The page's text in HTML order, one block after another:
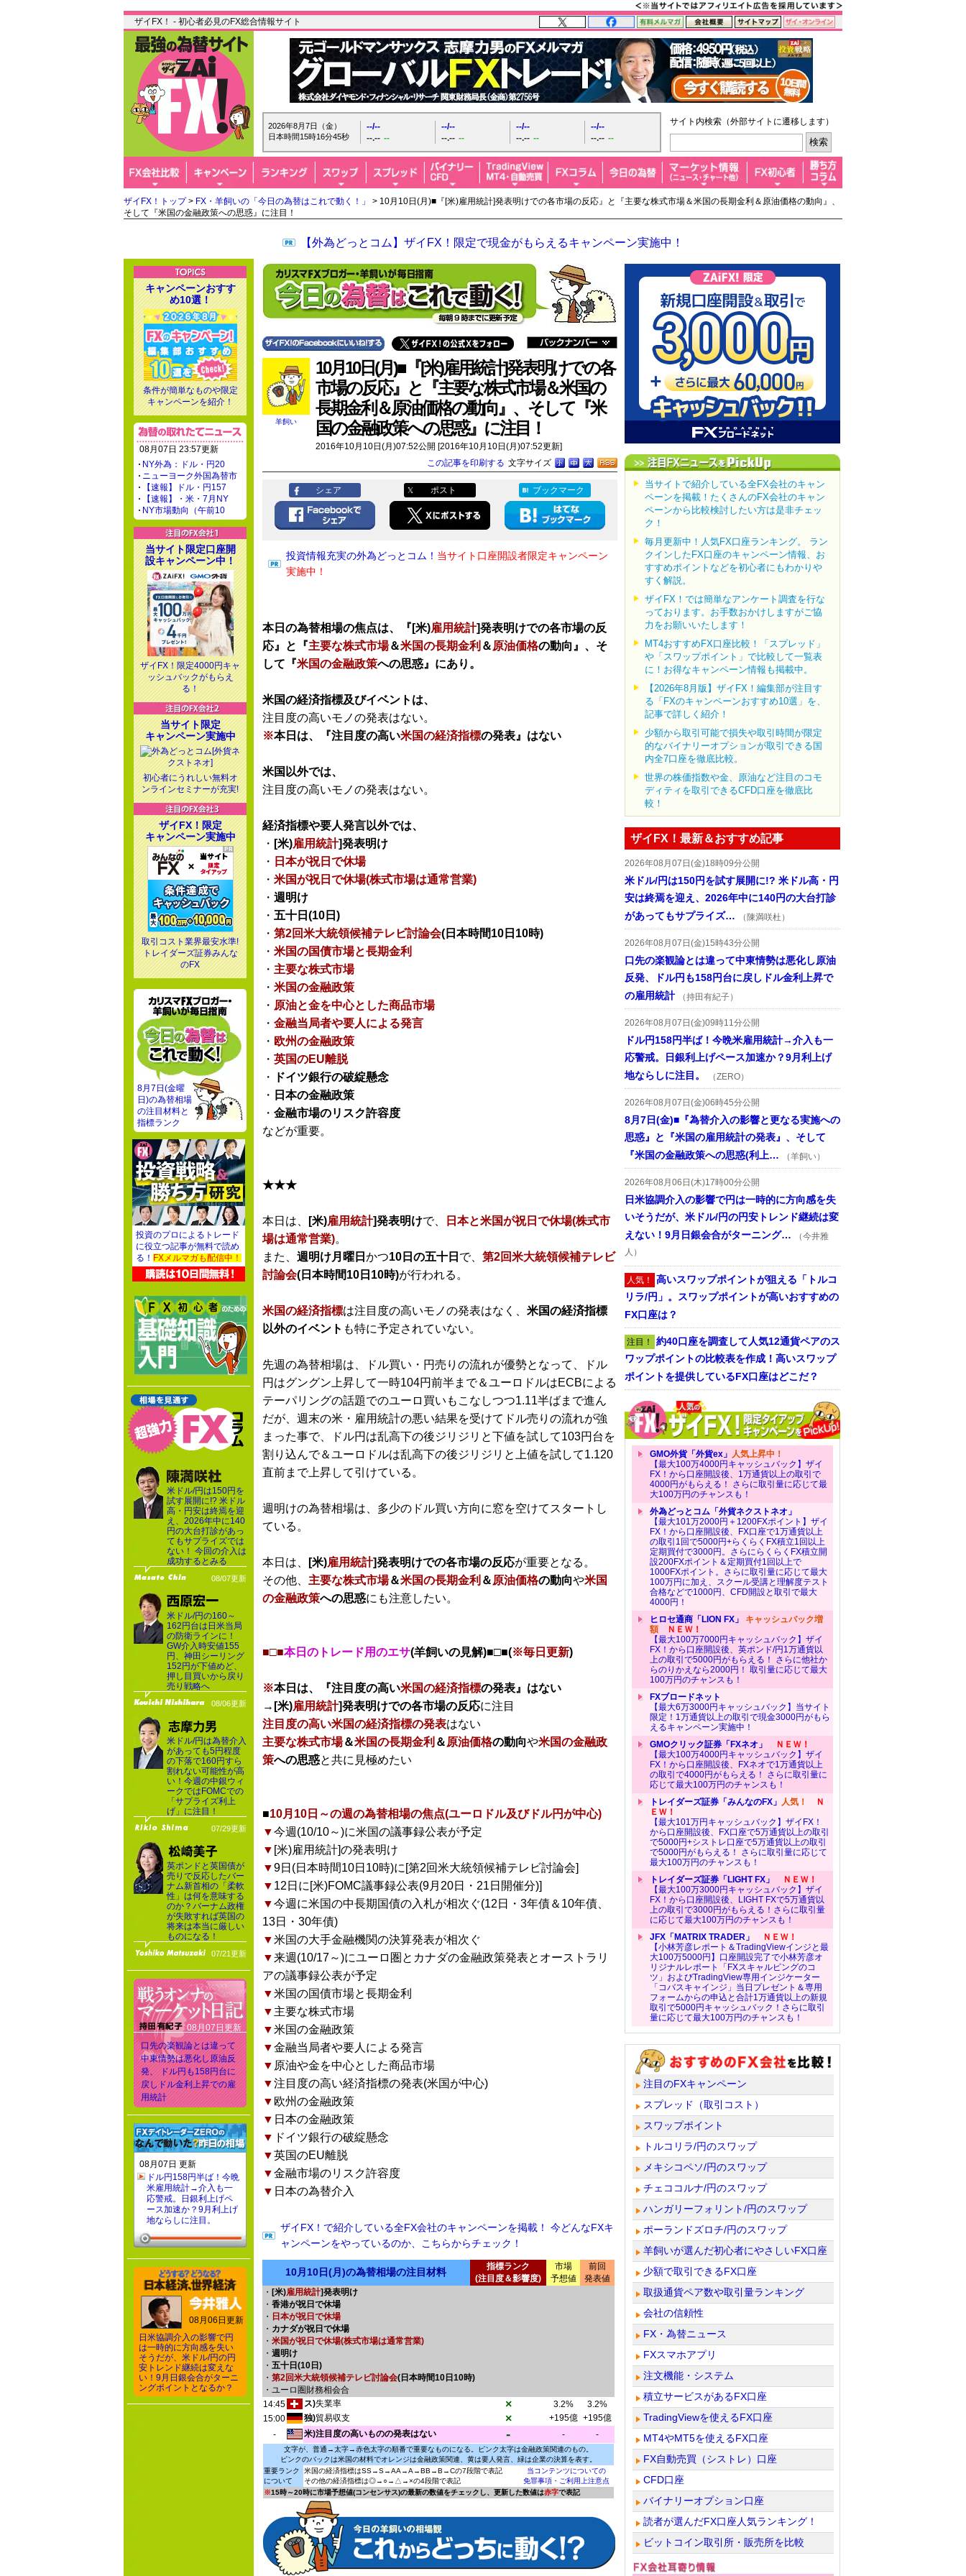
ザイFX！ - 初心者必見のFX総合情報サイト
2026年8月7日（金）
日本時間15時16分46秒
--/--
--.-- --
--/--
--.-- --
--/--
--.-- --
--/--
--.-- --
サイト内検索（外部サイトに遷移します）
ザイFX！トップ> FX・羊飼いの「今日の為替はこれで動く！」
> 10月10日(月)■『[米)雇用統計]発表明けでの各市場の反応』と『主要な株式市場＆米国の長期金利＆原油価格の動向』、
そして『米国の金融政策への思惑』に注目！
【外為どっとコム】ザイFX！限定で現金がもらえるキャンペーン実施中！
羊飼い
10月10日(月)■『[米)雇用統計]発表明けでの各
市場の反応』と『主要な株式市場＆米国の
長期金利＆原油価格の動向』、そして『米
国の金融政策への思惑』に注目！
2016年10月10日(月)07:52公開 [2016年10月10日(月)07:52更新]
文字サイズ
この記事を印刷する
シェア ポスト ブックマーク
投資情報充実の外為どっとコム！ 当サイト口座開設者限定キャンペーン
実施中！
本日の為替相場の焦点は、『[米)雇用統計]発表明けでの各市場の反
応』と『主要な株式市場＆米国の長期金利 ＆ 原油価格の動向』、そ
して『米国の金融政策への思惑』にあり。
米国の経済指標及びイベントは、
注目度の高いモノの発表はない。
※本日は、『注目度の高い米国の経済指標の発表』はない
米国以外では、
注目度の高いモノの発表はない。
経済指標や要人発言以外では、
・ [米)雇用統計]発表明け
・ 日本が祝日で休場
・ 米国が祝日で休場(株式市場は通常営業)
・ 週明け
・ 五十日(10日)
・ 第2回米大統領候補テレビ討論会(日本時間10日10時)
・ 米国の国債市場と長期金利
・ 主要な株式市場
・ 米国の金融政策
・ 原油と金を中心とした商品市場
・ 金融当局者や要人による発言
・ 欧州の金融政策
・ 英国のEU離脱
・
ドイツ銀行の破綻懸念
・ 日本の金融政策
・ 金融市場のリスク許容度
などが重要。
★★★
本日は、 [米)雇用統計]発表明けで、
日本と米国が祝日で休場(株式市
場は通常営業)。
また、 週明け月曜日 かつ10日の五十日 で、 第2回米大統領候補テレビ
討論会(日本時間10日10時)が行われる。
米国の経済指標は注目度の高いモノの発表はなく、 米国の経済指標
以外のイベント も特に予定されていない。
先週の為替相場は、ドル買い・円売りの流れが優勢となって、ドル
円はグングン上昇して一時104円前半まで＆ユーロドルはECBによる
テーパリングの話題でのユーロ買いもこなしつつ1.11半ばまで進ん
だが、週末の米・雇用統計の悪い結果を受けてドル売りの流れが強
まった事で、ドル円は乱高下の後ジリジリと下値を試して103円台を
割り込んで＆ユーロドルは乱高下の後ジリジリと上値を試して1.120
直前まで上昇して引けている。
週明けの為替相場は、多少のドル買い方向に窓を空けてスタートし
ている。
本日は、 [米)雇用統計]発表明けでの各市場の反応が重要となる。
その他、 主要な株式市場＆米国の長期金利 ＆ 原油価格の動向や米国
の金融政策への思惑にも注意したい。
■□■本日のトレード用のエサ(羊飼いの見解)■□■(※毎日更新)
※本日は、『注目度の高い米国の経済指標の発表』はない
→ [米)雇用統計]発表明けでの各市場の反応に注目
注目度の高い米国の経済指標の発表はない
主要な株式市場＆米国の長期金利 ＆ 原油価格の動向や米国の金融政
策への思惑と共に見極めたい
■10月10日～の週の為替相場の焦点(ユーロドル及びドル円が中心)
▼今週(10/10～)に米国の議事録公表が予定
▼ [米)雇用統計]の発表明け
▼9日(日本時間10日10時)に[第2回米大統領候補テレビ討論会]
▼ 12日に[米)FOMC議事録公表(9月20日・21日開催分)]
▼今週に米国の中長期国債の入札が相次ぐ(12日・3年債＆10年債、
13日・30年債)
▼米国の大手金融機関の決算発表が相次ぐ
▼来週(10/17～)にユーロ圏とカナダの金融政策発表とオーストラリ
アの議事録公表が予定
▼米国の国債市場と長期金利
▼ 主要な株式市場
▼米国の金融政策
▼金融当局者や要人による発言
▼ 原油や金を中心とした商品市場
▼注目度の高い経済指標の発表(米国が中心)
▼ 欧州の金融政策
▼ 日本の金融政策
▼ ドイツ銀行の破綻懸念
▼英国のEU離脱
▼金融市場のリスク許容度
▼ 日本の為替介入
ザイFX！で紹介している全FX会社のキャンペーンを掲載！ 今どんなFXキ
ャンペーンをやっているのか、こちらからチェック！
10月10日(月)の為替相場の注目材料
指標ランク
(注目度＆影響度)
市場
予想値
前回
発表値
・ [米)雇用統計]発表明け
・ 香港が祝日で休場
・ 日本が祝日で休場
・ カナダが祝日で休場
・ 米国が祝日で休場(株式市場は通常営業)
・ 週明け
・ 五十日(10日)
・ 第2回米大統領候補テレビ討論会(日本時間10日10時)
・ユーロ圏財務相会合
14:45
ス)失業率 × 3.2%
3.2%
15:00
独)貿易収支 × +195億 +195億
-
米)注目度の高いものの発表はない - - -
文字が、普通→太字→赤色太字の順番で重要なものになる。ピンク太字は金融政策関連のもの。
ピンクのバックは米国の材料でオレンジは金融政策関連、黄は要人発言、緑は企業の決算を表す。
重要ランク
について
米国の経済指標はSS→S→AA→A→BB→B→Cの7段階で表記
その他の経済指標は◎→○→△→×の4段階で表記
当コンテンツについての
免罪事項・ご利用上注意点
※15時～20時に市場予想値(コンセンサス)の最新の数値をチェックし、更新した数値は赤字で表記
当サイトで紹介している全FX会社のキャン
ペーンを掲載！たくさんのFX会社のキャン
ペーンから比較検討したい方は是非チェッ
ク！
毎月更新中！人気FX口座ランキング。 ラン
クインしたFX口座のキャンペーン情報、お
すすめポイントなどを初心者にもわかりや
すく解説。
ザイFX！では簡単なアンケート調査を行な
っております。お手数おかけしますがご協
力をお願いいたします！
MT4おすすめFX口座比較！「スプレッド」
や「スワップポイント」で比較して一覧表
に！お得なキャンペーン情報も掲載中。
【2026年8月版】ザイFX！編集部が注目す
る「FXのキャンペーンおすすめ10選」を、
記事で詳しく紹介！
少額から取引可能で損失や取引時間が限定
的なバイナリーオプションが取引できる国
内全7口座を徹底比較。
世界の株価指数や金、原油など注目のコモ
ディティを取引できるCFD口座を徹底比
較！
ザイFX！最新＆おすすめ記事
2026年08月07日(金)18時09分公開
米ドル/円は150円を試す展開に!? 米ドル高・円
安は終焉を迎え、2026年中に140円の大台打診
があってもサプライズ…
（陳満咲杜）
2026年08月07日(金)15時43分公開
口先の楽観論とは違って中東情勢は悪化し原油
反発、ドル円も158円台に戻しドル金利上昇で
の雇用統計
（持田有紀子）
2026年08月07日(金)09時11分公開
ドル円158円半ば！今晩米雇用統計→介入も一
応警戒。日銀利上げペース加速か？9月利上げ
地ならしに注目。
（ZERO）
2026年08月07日(金)06時45分公開
8月7日(金)■『為替介入の影響と更なる実施への
思惑』と『米国の雇用統計の発表』、そして
『米国の金融政策への思惑(利上…
（羊飼い）
2026年08月06日(木)17時00分公開
日米協調介入の影響で円は一時的に方向感を失
いそうだが、米ドル/円の円安トレンド継続は変
えない！9月日銀会合がターニング…
（今井雅
人）
人気！ 高いスワップポイントが狙える「トルコ
リラ/円」。スワップポイントが高いおすすめの
FX口座は？
注目！ 約40口座を調査して人気12通貨ペアのス
ワップポイントの比較表を作成！高いスワップ
ポイントを提供しているFX口座はどこだ？
GMO外貨「外貨ex」 人気上昇中！
【最大100万4000円キャッシュバック】ザイ
FX！から口座開設後、1万通貨以上の取引で
4000円がもらえる！ さらに取引量に応じて最
大100万円のチャンスも！
外為どっとコム「外貨ネクストネオ」
【最大101万2000円＋1200FXポイント】ザイ
FX！から口座開設後、FX口座で1万通貨以上
の取引1回で5000円+らくらくFX積立1回以上
定期買付で3000円。さらにらくらくFX積立開
設200FXポイント＆定期買付1回以上で
1000FXポイント。さらに取引量に応じて最大
100万円に加え、スクール受講と理解度テスト
合格などで1000円、CFD開設と取引で最大
4000円！
ヒロセ通商「LION FX」 キャッシュバック増
額ＮＥＷ！
【最大100万7000円キャッシュバック】ザイ
FX！から口座開設後、英ポンド/円1万通貨以
上の取引で5000円がもらえる！ さらに他社か
らのりかえなら2000円！ 取引量に応じて最大
100万円のチャンスも！
FXブロードネット
【最大6万3000円キャッシュバック】当サイト
限定！1万通貨以上の取引で現金3000円がもら
えるキャンペーン実施中！
GMOクリック証券「FXネオ」
ＮＥＷ！
【最大100万4000円キャッシュバック】ザイ
FX！から口座開設後、FXネオで1万通貨以上
の取引で4000円がもらえる！ さらに取引量に
応じて最大100万円のチャンスも！
トレイダーズ証券「みんなのFX」 人気！
Ｎ
ＥＷ！
【最大101万円キャッシュバック】ザイFX！
から口座開設後、FX口座で5万通貨以上の取引
で5000円+シストレ口座で5万通貨以上の取引
で5000円がもらえる！ さらに取引量に応じて
最大100万円のチャンスも！
トレイダーズ証券「LIGHT FX」
ＮＥＷ！
【最大100万3000円キャッシュバック】ザイ
FX！から口座開設後、LIGHT FXで5万通貨以
上の取引で3000円がもらえる！さらに取引量
に応じて最大100万円のチャンスも！
JFX「MATRIX TRADER」
ＮＥＷ！
【小林芳彦レポート＆TradingViewインジと最
大100万5000円】口座開設完了で小林芳彦オ
リジナルレポート「FXスキャルピングのコ
ツ」およびTradingView専用インジケーター
「コバスキャインジ」当日プレゼント＆専用
フォームからの申込と合計1万通貨以上の新規
取引で5000円キャッシュバック！さらに取引
量に応じて最大100万円のチャンスも！
注目のFXキャンペーン
スプレッド（取引コスト）
スワップポイント
トルコリラ/円のスワップ
メキシコペソ/円のスワップ
チェココルナ/円のスワップ
ハンガリーフォリント/円のスワップ
ポーランドズロチ/円のスワップ
羊飼いが選んだ初心者にやさしいFX口座
少額で取引できるFX口座
取扱通貨ペア数や取引量ランキング
会社の信頼性
FX・為替ニュース
FXスマホアプリ
注文機能・システム
積立サービスがあるFX口座
TradingViewを使えるFX口座
MT4やMT5を使えるFX口座
FX自動売買（シストレ）口座
CFD口座
バイナリーオプション口座
読者が選んだFX口座人気ランキング！
ビットコイン取引所・販売所を比較
キャンペーンおすす
め10選！
条件が簡単なものや限定
キャンペーンを紹介！
08月07日 23:57更新
NY外為：ドル・円20
ニューヨーク外国為替市
【速報】ドル・円157
【速報】・米・7月NY
NY市場動向（午前10
当サイト限定口座開
設キャンペーン中！
ザイFX！限定4000円キャ
ッシュバックがもらえ
る！
当サイト限定
キャンペーン実施中
初心者にうれしい無料オ
ンラインセミナーが充実!
ザイFX！限定
キャンペーン実施中
取引コスト業界最安水準!
トレイダーズ証券みんな
のFX
8月7日(金曜
日)の為替相場
の注目材料と
指標ランク
投資のプロによるトレード
に役立つ記事が無料で読め
る！ FXメルマガも配信中！
米ドル/円は150円を
試す展開に!? 米ドル
高・円安は終焉を迎
え、2026年中に140
円の大台打診があっ
てもサプライズでは
ない！ 今回の介入は
成功するとみる
08/07更新
米ドル/円の160～
162円台は日米当局
の防衛ラインに！
GW介入時安値155
円、神田シーリング
152円が下値めど、
押し目買いから戻り
売り戦略へ
08/06更新
米ドル/円は為替介入
があっても5円程度
の下落で160円すら
割れない可能性が高
い！今週の中銀ウィ
ークではFOMCでの
「サプライズ利上
げ」に注目！
07/29更新
英ポンドと英国債が
売りで反応したバー
ナム新首相の「柔軟
性」は何を意味する
のか？バーナム政権
が失敗すれば英国の
将来は本当に厳しい
ものになる！
07/21更新
08月07日更新
口先の楽観論とは違って
中東情勢は悪化し原油反
発、 ドル円も158円台に
戻しドル金利上昇での雇
用統計
08月07日 更新
ドル円158円半ば！今晩
米雇用統計→介入も一
応警戒。日銀利上げペ
ース加速か？9月利上げ
地ならしに注目。
08月06日更新
日米協調介入の影響で円
は一時的に方向感を失い
そうだが、米ドル/円の円
安トレンド継続は変えな
い！9月日銀会合がターニ
ングポイントとなるか？